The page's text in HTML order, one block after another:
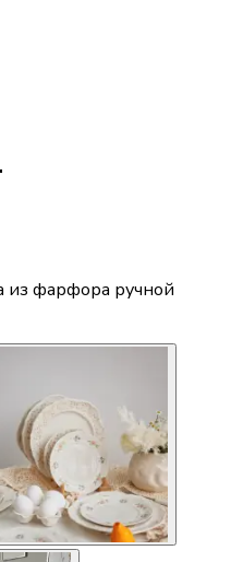
из фарфора ручной